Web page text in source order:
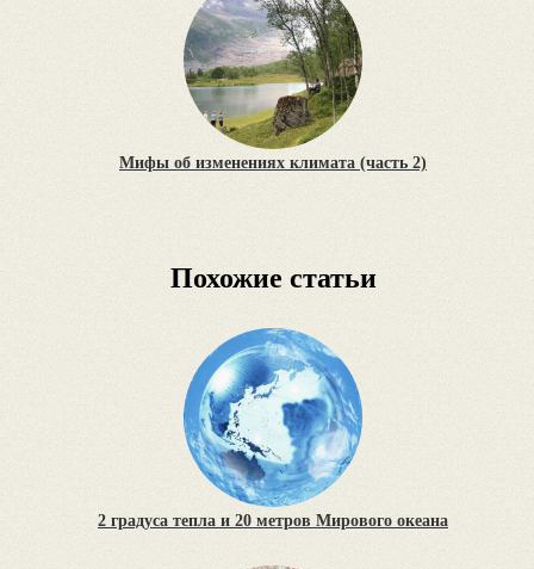
Мифы об изменениях климата (часть 2)
Похожие статьи
2 градуса тепла и 20 метров Мирового океана